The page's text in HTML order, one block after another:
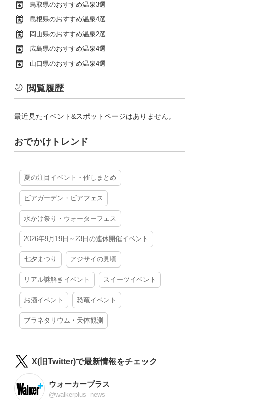
鳥取県のおすすめ温泉3選
島根県のおすすめ温泉4選
岡山県のおすすめ温泉2選
広島県のおすすめ温泉4選
山口県のおすすめ温泉4選
閲覧履歴
最近見たイベント&スポットページはありません。
おでかけトレンド
夏の注目イベント・催しまとめ
ビアガーデン・ビアフェス
水かけ祭り・ウォーターフェス
2026年9月19日～23日の連休開催イベント
七夕まつり アジサイの見頃
リアル謎解きイベント スイーツイベント
お酒イベント 恐竜イベント
プラネタリウム・天体観測
X(旧Twitter)で最新情報をチェック
ウォーカープラス
@walkerplus_news